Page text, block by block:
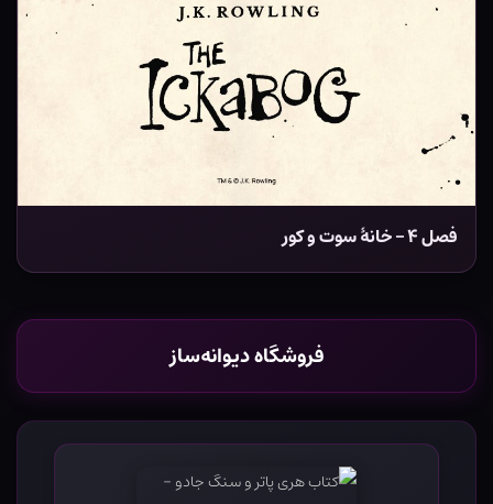
فصل ۴ – خانۀ سوت و کور
فروشگاه دیوانه‌ساز